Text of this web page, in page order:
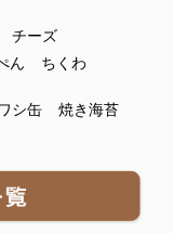
チーズ
ん ちくわ
シ缶
焼き海苔